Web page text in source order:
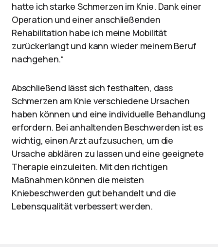
hatte ich starke Schmerzen im Knie. Dank einer
Operation und einer anschließenden
Rehabilitation habe ich meine Mobilität
zurückerlangt und kann wieder meinem Beruf
nachgehen.“
Abschließend lässt sich festhalten, dass
Schmerzen am Knie verschiedene Ursachen
haben können und eine individuelle Behandlung
erfordern. Bei anhaltenden Beschwerden ist es
wichtig, einen Arzt aufzusuchen, um die
Ursache abklären zu lassen und eine geeignete
Therapie einzuleiten. Mit den richtigen
Maßnahmen können die meisten
Kniebeschwerden gut behandelt und die
Lebensqualität verbessert werden.